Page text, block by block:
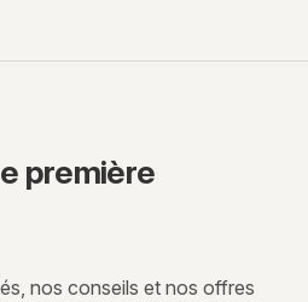
première
nos conseils et nos offres